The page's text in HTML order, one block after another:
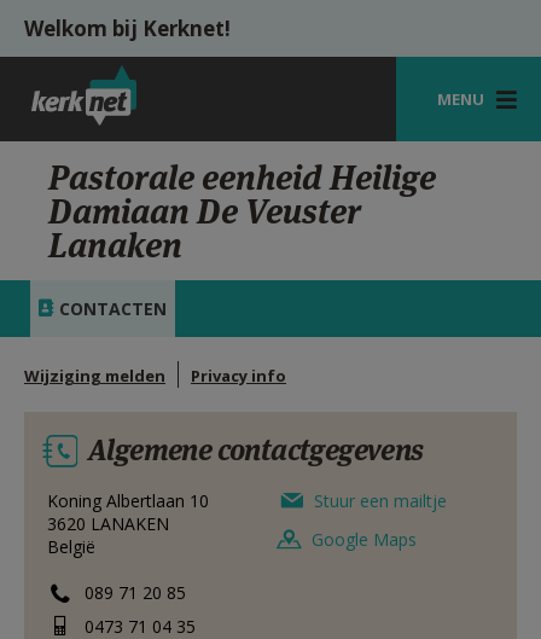
Overslaan en naar de inhoud gaan
Welkom bij Kerknet!
MENU
STARTPAGINA
KERK
SHOP
ZOEKEN
MIJN PAROCHIE
AANMELDEN OF REGISTREREN
Pastorale eenheid Heilige
Damiaan De Veuster
Lanaken
CONTACTEN
Wijziging melden Privacy info
Algemene contactgegevens
Koning Albertlaan 10
3620 LANAKEN
België
089 71 20 85
0473 71 04 35
Stuur een mailtje
Google Maps